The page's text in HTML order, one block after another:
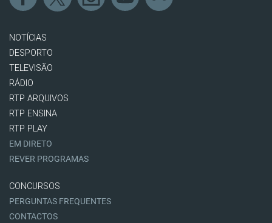
NOTÍCIAS
DESPORTO
TELEVISÃO
RÁDIO
RTP ARQUIVOS
RTP ENSINA
RTP PLAY
EM DIRETO
REVER PROGRAMAS
CONCURSOS
PERGUNTAS FREQUENTES
CONTACTOS